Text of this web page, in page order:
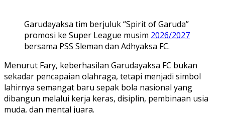
Garudayaksa tim berjuluk “Spirit of Garuda”
promosi ke Super League musim 2026/2027
bersama PSS Sleman dan Adhyaksa FC.
Menurut Fary, keberhasilan Garudayaksa FC bukan
sekadar pencapaian olahraga, tetapi menjadi simbol
lahirnya semangat baru sepak bola nasional yang
dibangun melalui kerja keras, disiplin, pembinaan usia
muda, dan mental juara.